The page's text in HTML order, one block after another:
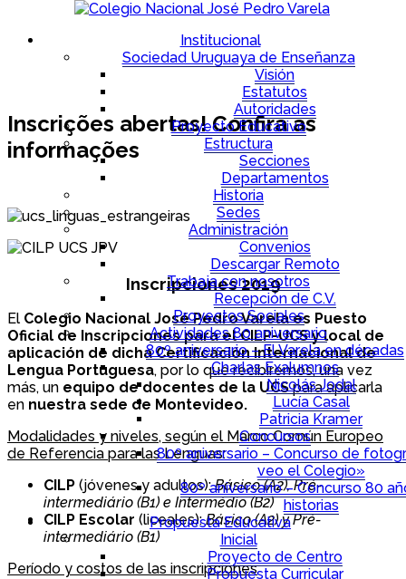
Institucional
Sociedad Uruguaya de Enseñanza
Visión
Estatutos
Autoridades
Proyecto Educativo
Estructura
Secciones
Departamentos
Historia
Sedes
Administración
Convenios
Descargar Remoto
Trabaja con nosotros
Recepción de C.V.
Proyectos Sociales
Actividades 80 aniversario
80º aniversario – El Varela en décadas
Charlas Exalumnos
Nicolás Jodal
Lucía Casal
Patricia Kramer
Concursos
80º aniversario – Concurso de
veo el Colegio»
80º aniversario – Concurso 80
historias
Propuesta Educativa
Inicial
Proyecto de Centro
Propuesta Curricular
Inscrições abertas! Confira as
informações
Inscripciones 2019
El Colegio Nacional José Pedro Varela es Puesto
Oficial de Inscripciones para el CILP-UCS y local de
aplicación de dicha Certificación Internacional de
Lengua Portuguesa, por lo que recibiremos, una vez
más, un equipo de docentes de la UCSpara aplicarla
en nuestra sede de Montevideo.
Modalidades y niveles, según el Marco Común Europeo
de Referencia para las Lenguas:
CILP (jóvenes y adultos):Básico (A2), Pré-
intermediário (B1) e Intermédio (B2)
CILP Escolar (liceales):Básico (A2) y Pré-
intermediário (B1)
Período y costos de las inscripciones